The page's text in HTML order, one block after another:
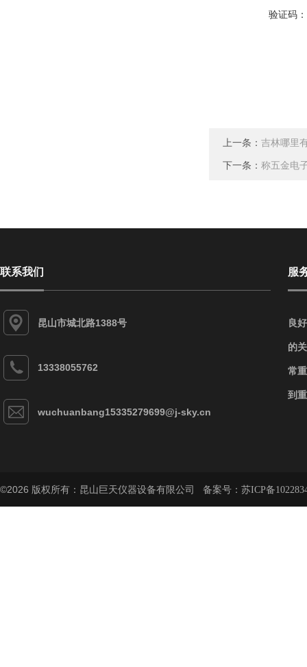
验证码：
上一条： 吉林哪里
下一条： 称五金电
联系我们
昆山市城北路1388号
13338055762
wuchuanbang15335279699@j-sky.cn
服
良
的
常
到
©2026 版权所有：昆山巨天仪器设备有限公司 备案号： 苏ICP备